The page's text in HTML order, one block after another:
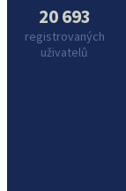
20 693
registrovaných
uživatelů